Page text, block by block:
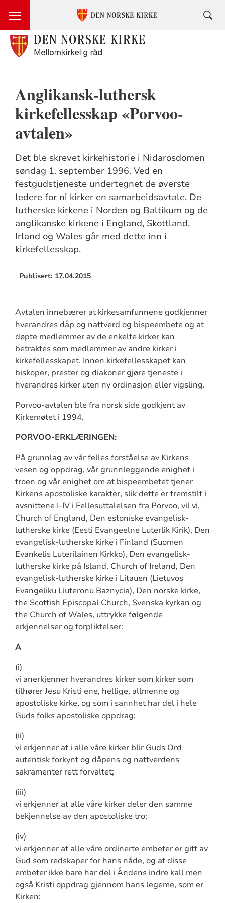
Anglikansk-luthersk
kirkefellesskap «Porvoo-
avtalen»
Det ble skrevet kirkehistorie i Nidarosdomen
søndag 1. september 1996. Ved en
festgudstjeneste undertegnet de øverste
ledere for ni kirker en samarbeidsavtale. De
lutherske kirkene i Norden og Baltikum og de
anglikanske kirkene i England, Skottland,
Irland og Wales går med dette inn i
kirkefellesskap.
Publisert: 17.04.2015
Avtalen innebærer at kirkesamfunnene godkjenner
hverandres dåp og nattverd og bispeembete og at
døpte medlemmer av de enkelte kirker kan
betraktes som medlemmer av andre kirker i
kirkefellesskapet. Innen kirkefellesskapet kan
biskoper, prester og diakoner gjøre tjeneste i
hverandres kirker uten ny ordinasjon eller vigsling.
Porvoo-avtalen ble fra norsk side godkjent av
Kirkemøtet i 1994.
PORVOO-ERKLÆRINGEN:
På grunnlag av vår felles forståelse av Kirkens
vesen og oppdrag, vår grunnleggende enighet i
troen og vår enighet om at bispeembetet tjener
Kirkens apostoliske karakter, slik dette er fremstilt i
avsnittene I-IV i Fellesuttalelsen fra Porvoo, vil vi,
Church of England, Den estoniske evangelisk-
lutherske kirke (Eesti Evangeelne Luterlik Kirik), Den
evangelisk-lutherske kirke i Finland (Suomen
Evankelis Luterilainen Kirkko), Den evangelisk-
lutherske kirke på Island, Church of Ireland, Den
evangelisk-lutherske kirke i Litauen (Lietuvos
Evangeliku Liuteronu Baznycia), Den norske kirke,
the Scottish Episcopal Church, Svenska kyrkan og
the Church of Wales, uttrykke følgende
erkjennelser og forpliktelser:
A
(i)
vi anerkjenner hverandres kirker som kirker som
tilhører Jesu Kristi ene, hellige, allmenne og
apostoliske kirke, og som i sannhet har del i hele
Guds folks apostoliske oppdrag;
(ii)
vi erkjenner at i alle våre kirker blir Guds Ord
autentisk forkynt og dåpens og nattverdens
sakramenter rett forvaltet;
(iii)
vi erkjenner at alle våre kirker deler den samme
bekjennelse av den apostoliske tro;
(iv)
vi erkjenner at alle våre ordinerte embeter er gitt av
Gud som redskaper for hans nåde, og at disse
embeter ikke bare har del i Åndens indre kall men
også Kristi oppdrag gjennom hans legeme, som er
Kirken;